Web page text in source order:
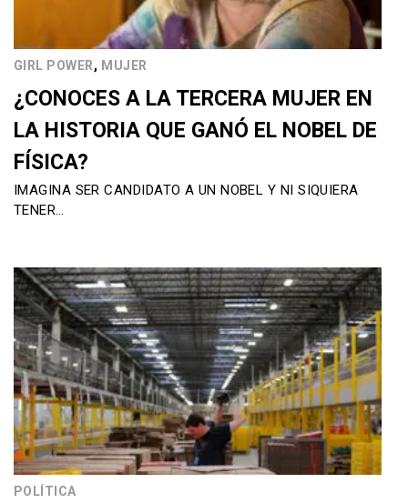
GIRL POWER, MUJER
¿CONOCES A LA TERCERA MUJER EN
LA HISTORIA QUE GANÓ EL NOBEL DE
FÍSICA?
IMAGINA SER CANDIDATO A UN NOBEL Y NI SIQUIERA
TENER…
POLÍTICA